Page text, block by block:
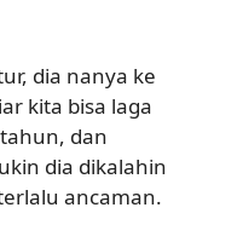
dia nanya ke
kita bisa laga
dan
dia dikalahin
ancaman.